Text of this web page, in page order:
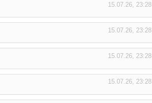
15.07.26, 23:28
15.07.26, 23:28
15.07.26, 23:28
15.07.26, 23:28